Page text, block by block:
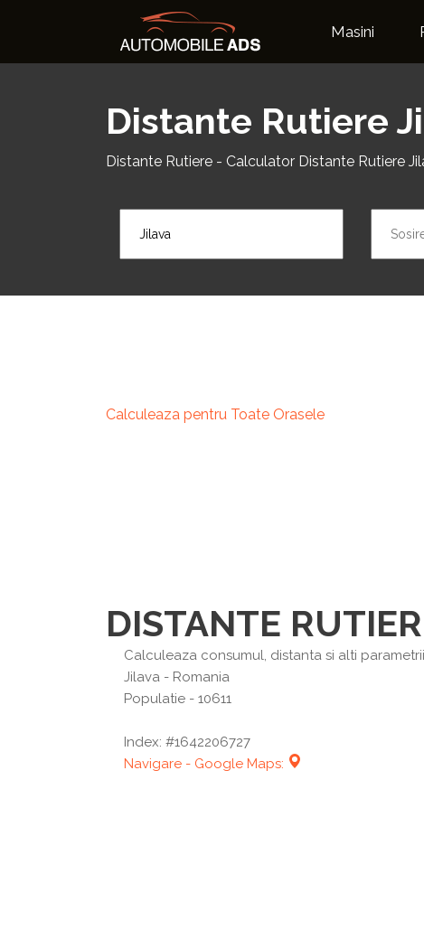
Masini
Distante Rutiere
Distante Rutiere - Calculator Distante Rutiere
Calculeaza pentru Toate Orasele
DISTANTE
Calculeaza consumul, distanta si alti
Jilava - Romania
Populatie - 10611
Index: #1642206727
Navigare - Google Maps: